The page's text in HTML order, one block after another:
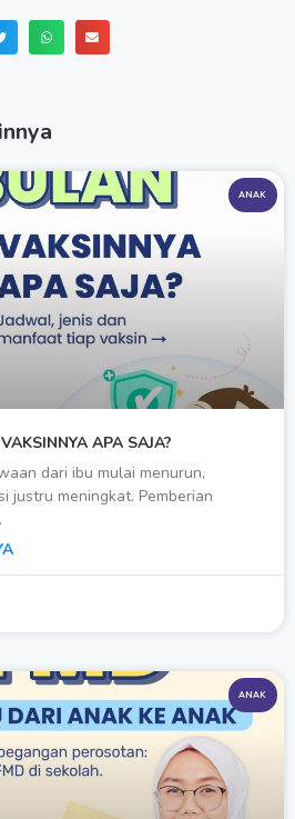
ANAK
APA SAJA?
dari ibu mulai menurun,
justru meningkat. Pemberian
ANAK